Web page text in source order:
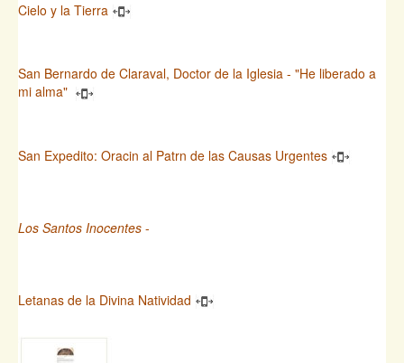
Cielo y la Tierra
San Bernardo de Claraval, Doctor de la Iglesia - "He liberado a
mi alma"
San Expedito: Oracin al Patrn de las Causas Urgentes
Los Santos Inocentes -
Letanas de la Divina Natividad